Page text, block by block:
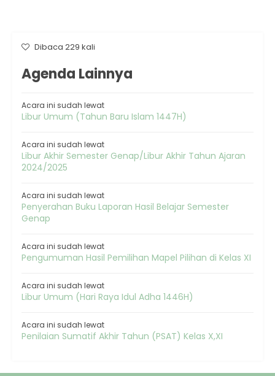
Dibaca 229 kali
Agenda Lainnya
Acara ini sudah lewat
Libur Umum (Tahun Baru Islam 1447H)
Acara ini sudah lewat
Libur Akhir Semester Genap/Libur Akhir Tahun Ajaran
2024/2025
Acara ini sudah lewat
Penyerahan Buku Laporan Hasil Belajar Semester
Genap
Acara ini sudah lewat
Pengumuman Hasil Pemilihan Mapel Pilihan di Kelas XI
Acara ini sudah lewat
Libur Umum (Hari Raya Idul Adha 1446H)
Acara ini sudah lewat
Penilaian Sumatif Akhir Tahun (PSAT) Kelas X,XI